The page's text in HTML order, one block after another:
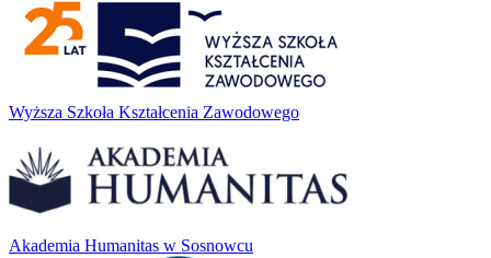
Wyższa Szkoła Kształcenia Zawodowego
Akademia Humanitas w Sosnowcu